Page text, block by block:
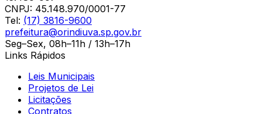
CNPJ: 45.148.970/0001-77
Tel: (17) 3816-9600
prefeitura@orindiuva.sp.gov.br
Seg–Sex, 08h–11h / 13h–17h
Links Rápidos
Leis Municipais
Projetos de Lei
Licitações
Contratos